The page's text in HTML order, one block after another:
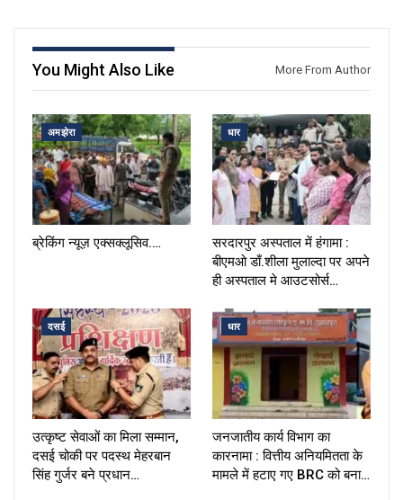
You Might Also Like More From Author
अमझेरा
ब्रेकिंग न्यूज़ एक्सक्लूसिव.…
धार
सरदारपुर अस्पताल में हंगामा :
बीएमओ डाँ.शीला मुलाल्दा पर अपने
ही अस्पताल मे आउटसोर्स…
दसई
उत्कृष्ट सेवाओं का मिला सम्मान,
दसई चोकी पर पदस्थ मेहरबान
सिंह गुर्जर बने प्रधान…
धार
जनजातीय कार्य विभाग का
कारनामा : वित्तीय अनियमितता के
मामले में हटाए गए BRC को बना…